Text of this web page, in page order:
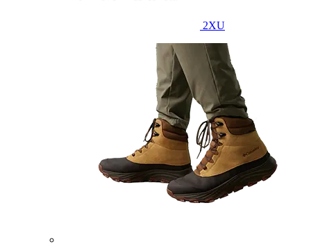
2XU